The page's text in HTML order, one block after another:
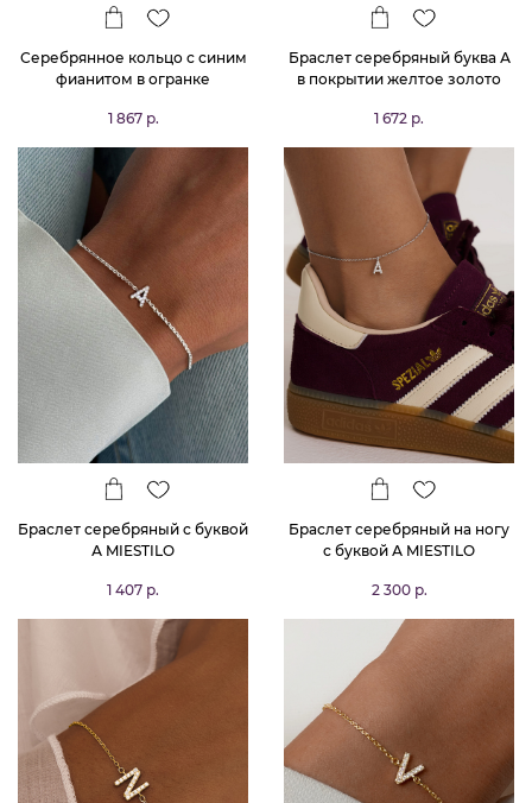
Серебрянное кольцо с синим
фианитом в огранке
1 867 р.
Браслет серебряный буква А
в покрытии желтое золото
1 672 р.
Браслет серебряный с буквой
А MIESTILO
1 407 р.
Браслет серебряный на ногу
с буквой А MIESTILO
2 300 р.